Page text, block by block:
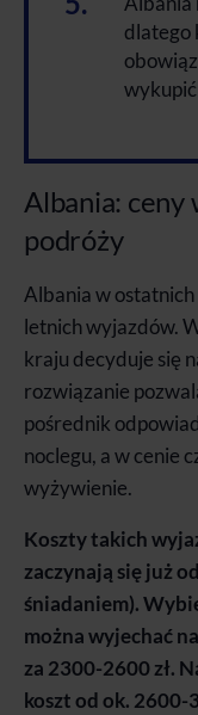
dlatego
Albania: ceny
podróży
Albania w ostatnich
letnich wyjazdów.
kraju decyduje się
rozwiązanie
pośrednik
noclegu, a w cenie
wyżywienie.
Koszty takich
zaczynają się już
śniadaniem).
można wyjechać
za 2300-2600 zł.
koszt od ok. 2600-